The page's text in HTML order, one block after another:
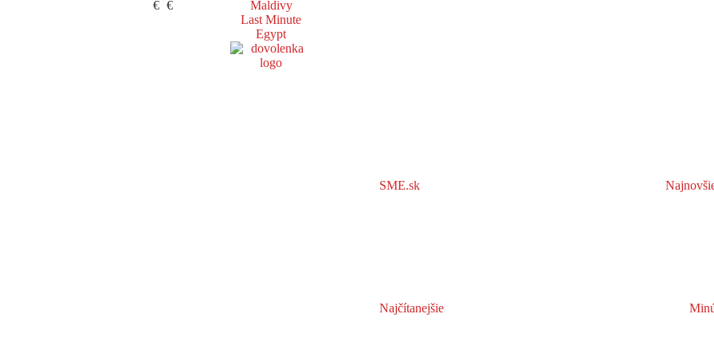
€ €
Maldivy
Last Minute
Egypt
SME.sk
Najčítanejšie